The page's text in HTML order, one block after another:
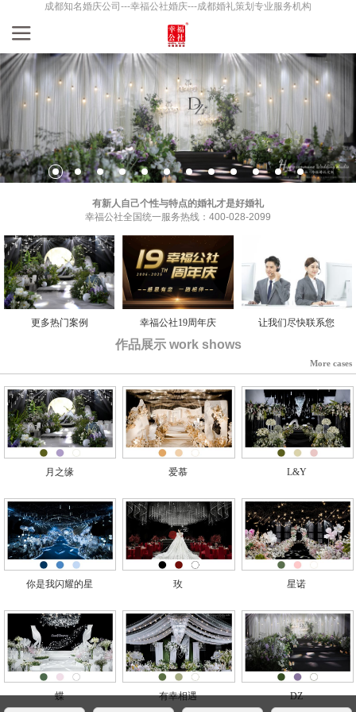
成都知名婚庆公司---幸福公社婚庆---成都婚礼策划专业服务机构
有新人自己个性与特点的婚礼才是好婚礼
幸福公社全国统一服务热线：400-028-2099
更多热门案例 幸福公社19周年庆 让我们尽快联系您
作品展示 work shows
More cases
月之缘 爱慕 L&Y
你是我闪耀的星 玫 星诺
蝶 有幸相遇 DZ